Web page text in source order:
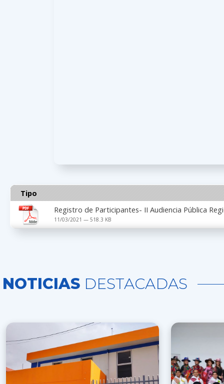
Tipo
Registro de Participantes- II Audiencia Pública
11/03/2021 — 518.3 KB
NOTICIAS DESTACADAS